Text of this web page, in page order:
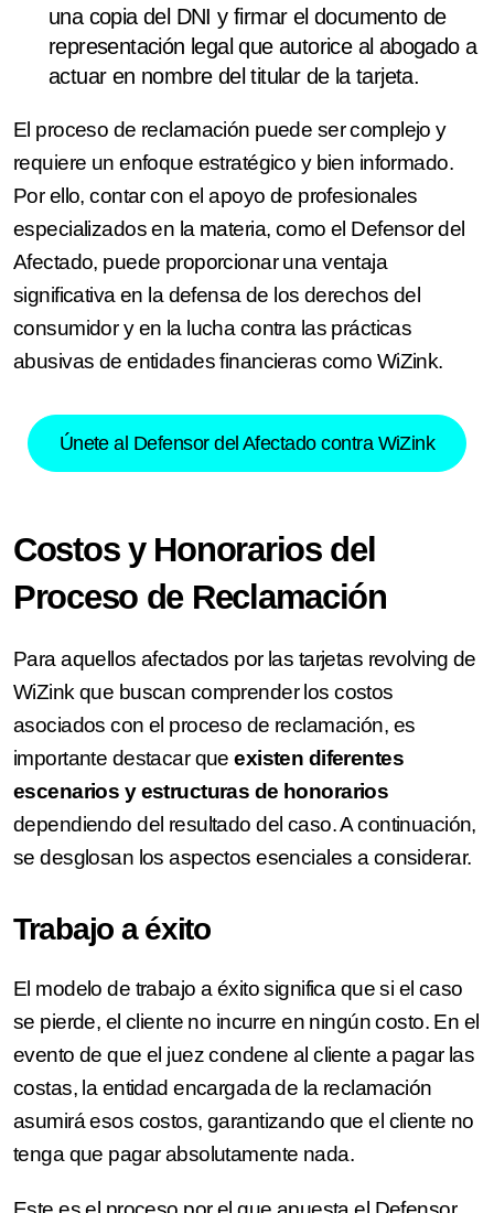
una copia del DNI y firmar el documento de
representación legal que autorice al abogado a
actuar en nombre del titular de la tarjeta.
El proceso de reclamación puede ser complejo y
requiere un enfoque estratégico y bien informado.
Por ello, contar con el apoyo de profesionales
especializados en la materia, como el Defensor del
Afectado, puede proporcionar una ventaja
significativa en la defensa de los derechos del
consumidor y en la lucha contra las prácticas
abusivas de entidades financieras como WiZink.
Únete al Defensor del Afectado contra WiZink
Costos y Honorarios del
Proceso de Reclamación
Para aquellos afectados por las tarjetas revolving de
WiZink que buscan comprender los costos
asociados con el proceso de reclamación, es
importante destacar que existen diferentes
escenarios y estructuras de honorarios
dependiendo del resultado del caso. A continuación,
se desglosan los aspectos esenciales a considerar.
Trabajo a éxito
El modelo de trabajo a éxito significa que si el caso
se pierde, el cliente no incurre en ningún costo. En el
evento de que el juez condene al cliente a pagar las
costas, la entidad encargada de la reclamación
asumirá esos costos, garantizando que el cliente no
tenga que pagar absolutamente nada.